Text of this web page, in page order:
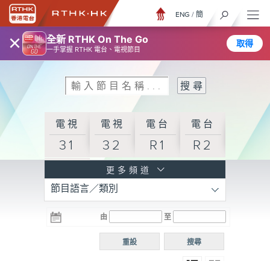
× 全新 RTHK On The Go
一手掌握 RTHK 電台、電視節目
取得
ENG / 簡
電視
31
電視
32
電台
R1
電台
R2
R3
電台 電台
R5
電台
普通
更多頻道
節目語言／類別
由 至
搜尋
重設